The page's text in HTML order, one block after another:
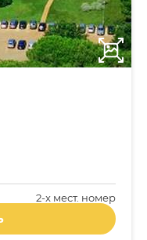
2-x мест. номер